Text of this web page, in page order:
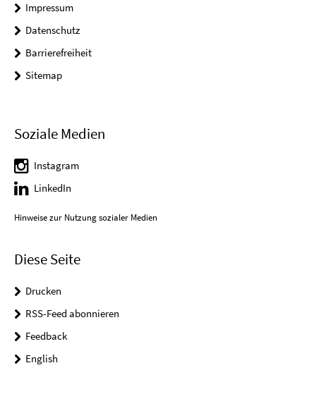
Impressum
Datenschutz
Barrierefreiheit
Sitemap
Soziale Medien
Instagram
LinkedIn
Hinweise zur Nutzung sozialer Medien
Diese Seite
Drucken
RSS-Feed abonnieren
Feedback
English